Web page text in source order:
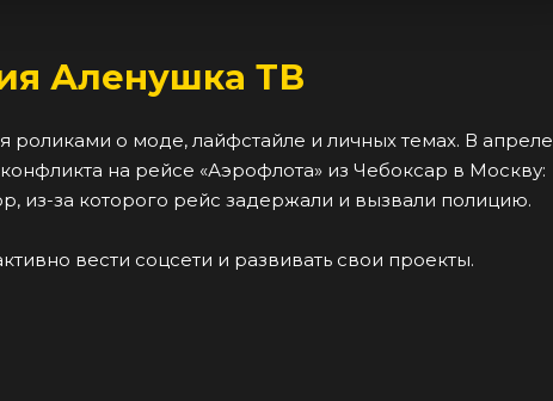
Аленушка ТВ
о моде, лайфстайле и личных темах. В апреле
на рейсе «Аэрофлота» из Чебоксар в Москву:
из-за которого рейс задержали и вызвали полицию.
вести соцсети и развивать свои проекты.